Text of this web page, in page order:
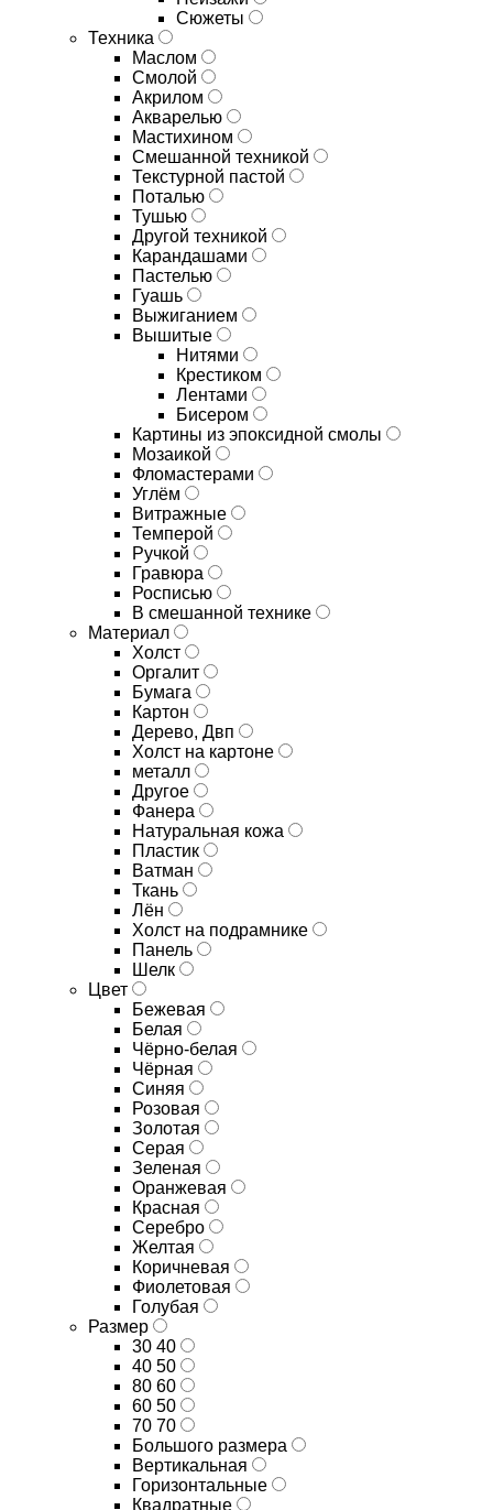
Сюжеты
Техника
Маслом
Смолой
Акрилом
Акварелью
Мастихином
Смешанной техникой
Текстурной пастой
Поталью
Тушью
Другой техникой
Карандашами
Пастелью
Гуашь
Выжиганием
Вышитые
Нитями
Крестиком
Лентами
Бисером
Картины из эпоксидной смолы
Мозаикой
Фломастерами
Углём
Витражные
Темперой
Ручкой
Гравюра
Росписью
В смешанной технике
Материал
Холст
Оргалит
Бумага
Картон
Дерево, Двп
Холст на картоне
металл
Другое
Фанера
Натуральная кожа
Пластик
Ватман
Ткань
Лён
Холст на подрамнике
Панель
Шелк
Цвет
Бежевая
Белая
Чёрно-белая
Чёрная
Синяя
Розовая
Золотая
Серая
Зеленая
Оранжевая
Красная
Серебро
Желтая
Коричневая
Фиолетовая
Голубая
Размер
30 40
40 50
80 60
60 50
70 70
Большого размера
Вертикальная
Горизонтальные
Квадратные